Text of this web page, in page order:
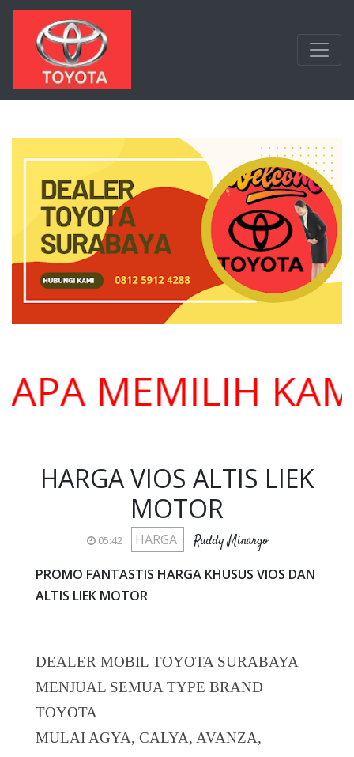
Langsung ke konten utama
MEMILIH KAMI
HARGA VIOS ALTIS LIEK
MOTOR
05:42 HARGA Ruddy Minargo
PROMO FANTASTIS HARGA KHUSUS VIOS DAN
ALTIS LIEK MOTOR
DEALER MOBIL TOYOTA SURABAYA
MENJUAL SEMUA TYPE BRAND
TOYOTA
MULAI AGYA, CALYA, AVANZA,